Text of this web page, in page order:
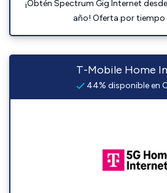
¡Obtén Spectrum Gig Internet
año! Oferta por
T-Mobile Home
44% disponible en